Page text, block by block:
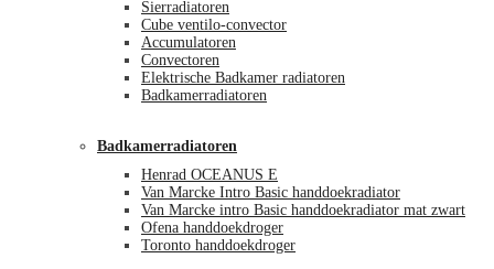
Sierradiatoren
Cube ventilo-convector
Accumulatoren
Convectoren
Elektrische Badkamer radiatoren
Badkamerradiatoren
Badkamerradiatoren
Henrad OCEANUS E
Van Marcke Intro Basic handdoekradiator
Van Marcke intro Basic handdoekradiator mat zwart
Ofena handdoekdroger
Toronto handdoekdroger